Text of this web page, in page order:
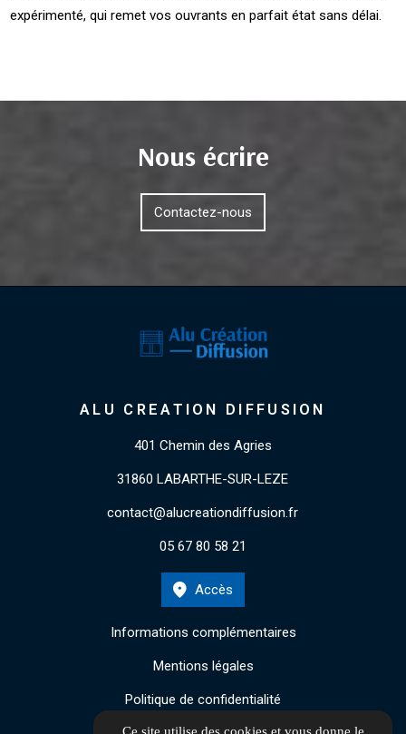
expérimenté, qui remet vos ouvrants en parfait état sans délai.
Nous écrire
Contactez-nous
ALU CREATION DIFFUSION
401 Chemin des Agries
31860 LABARTHE-SUR-LEZE
contact@alucreationdiffusion.fr
05 67 80 58 21
Accès
Informations complémentaires
Mentions légales
Politique de confidentialité
Ce site utilise des cookies et vous donne le